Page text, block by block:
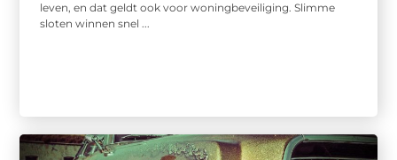
leven, en dat geldt ook voor woningbeveiliging. Slimme
sloten winnen snel ...